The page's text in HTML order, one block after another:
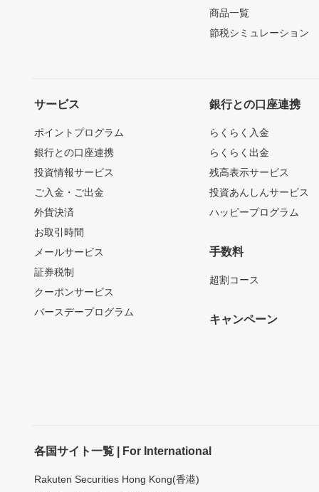
商品一覧
節税シミュレーション
サービス
ポイントプログラム
銀行との口座連携
投資情報サービス
ご入金・ご出金
外貨決済
お取引時間
メールサービス
証券税制
クーポンサービス
バースデープログラム
銀行との口座連携
らくらく入金
らくらく出金
残高表示サービス
投資あんしんサービス
ハッピープログラム
手数料
超割コース
キャンペーン
各国サイト一覧 | For International
Rakuten Securities Hong Kong(香港)